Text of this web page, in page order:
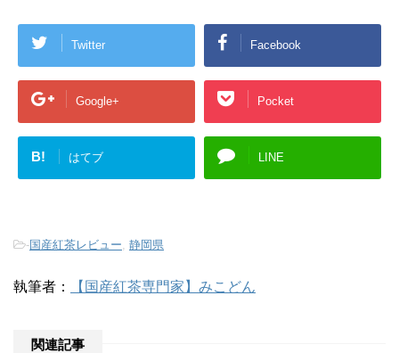
Twitter Facebook
Google+ Pocket
B! はてブ LINE
-国産紅茶レビュー 静岡県
執筆者： 【国産紅茶専門家】みこどん
関連記事